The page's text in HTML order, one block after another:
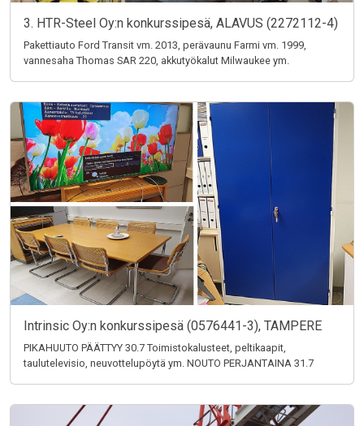
3. HTR-Steel Oy:n konkurssipesä, ALAVUS (2272112-4)
Pakettiauto Ford Transit vm. 2013, perävaunu Farmi vm. 1999,
vannesaha Thomas SAR 220, akkutyökalut Milwaukee ym.
Intrinsic Oy:n konkurssipesä (0576441-3), TAMPERE
PIKAHUUTO PÄÄTTYY 30.7 Toimistokalusteet, peltikaapit,
taulutelevisio, neuvottelupöytä ym. NOUTO PERJANTAINA 31.7